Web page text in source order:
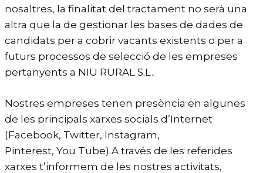
nosaltres, la finalitat del tractament no serà una
altra que la de gestionar les bases de dades de
candidats per a cobrir vacants existents o per a
futurs processos de selecció de les empreses
pertanyents a NIU RURAL S.L..
Nostres empreses tenen presència en algunes
de les principals xarxes socials d’Internet
(Facebook, Twitter, Instagram,
Pinterest, You Tube).A través de les referides
xarxes t’informem de les nostres activitats,